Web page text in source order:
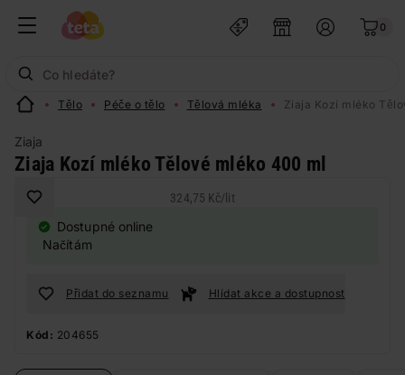
0
Tělo Péče o tělo Tělová mléka Ziaja Kozí mléko
Ziaja
Ziaja Kozí mléko Tělové mléko 400 ml
324,75 Kč/ lit
Dostupné online
Načítám
Přidat do seznamu Hlídat akce a dostupnost
Kód: 204655